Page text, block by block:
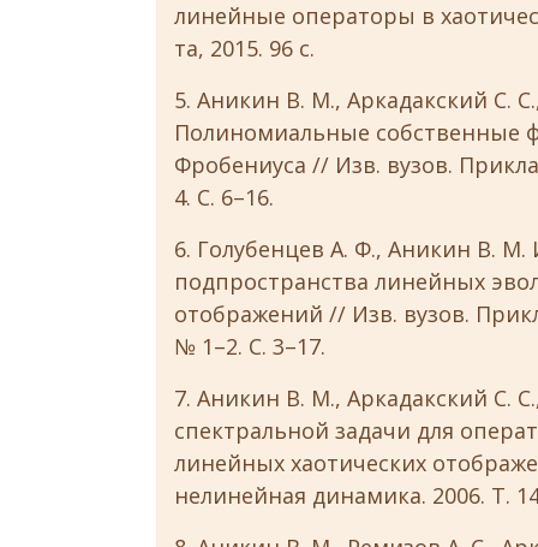
линейные операторы в
та, 2015. 96 с.
5. Аникин В. М., Аркадакский С.
Полиномиальные собственные
Фробениуса // Изв. вузов.
4. С. 6–16.
6. Голубенцев А. Ф., Аникин В.
подпространства линейных
отображений // Изв. вузов.
№ 1–2. С. 3–17.
7. Аникин В. М., Аркадакский С.
спектральной задачи для
линейных хаотических
нелинейная динамика. 2006. Т.